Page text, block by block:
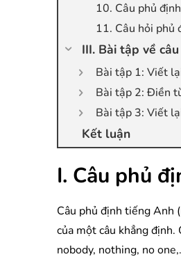
10. Câu phủ
11. Câu hỏi phủ
III. Bài tập về
Bài tập 1: Viết
Bài tập 2: Điền
Bài tập 3: Viết
Kết luận
I. Câu phủ
Câu phủ định tiếng Anh
của một câu khẳng định.
nobody, nothing, no